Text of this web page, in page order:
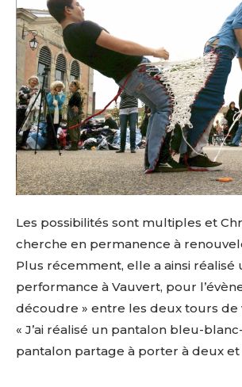
Les possibilités sont multiples et
cherche en permanence à
Plus récemment, elle a ainsi réalisé
performance à Vauvert, pour
découdre » entre les deux tours de
« J’ai réalisé un pantalon bleu-
pantalon partage à porter à deux et